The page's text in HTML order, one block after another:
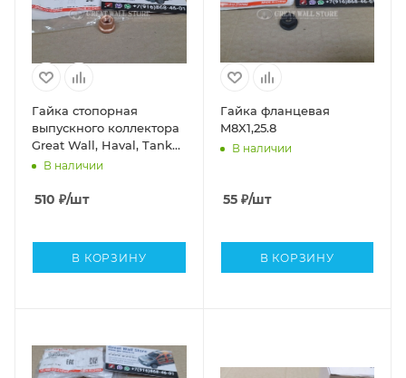
Гайка стопорная
выпускного коллектора
Great Wall, Haval, Tank
(ОРИГИНАЛ)
В наличии
510 ₽/шт
В КОРЗИНУ
Гайка фланцевая
M8X1,25.8
В наличии
55₽/шт
В КОРЗИНУ